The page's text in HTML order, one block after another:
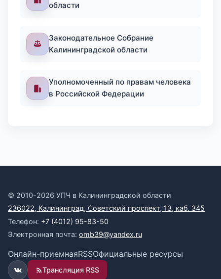
области
Законодательное Собрание
Калининградской области
Уполномоченный по правам человека
в Российской Федерации
© 2010-2026 УПЧ в Калининградской области
236022, Калининград, Советский проспект, 13, каб. 345
Телефон: +7 (4012) 95-83-50
Электронная почта: omb39@yandex.ru
Онлайн-приемнаяRSSОфициальные ресурсы
Трансляция RSS